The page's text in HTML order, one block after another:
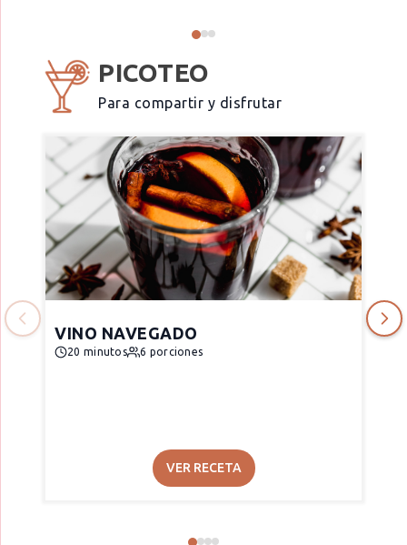
PICOTEO
Para compartir y disfrutar
VINO NAVEGADO
20 minutos 6 porciones
VER RECETA